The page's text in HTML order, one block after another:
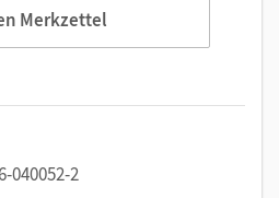
Merkzettel
040052-2